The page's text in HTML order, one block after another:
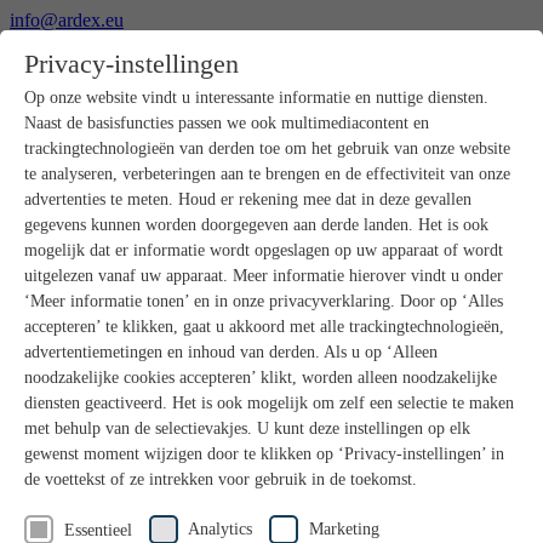
info@ardex.eu
Nederlands
Français
Producten
Productoverzicht
Ruwbouw
Dekvloeren
Voorbereiding ondergrond
Vloeregalisaties
Afdichtingen
Tegellijmen
Voegmortels
Voegen / Siliconen
Montagelijmen
Natuursteenprogramma
Vloerbedekkings- en parketlijmen
Wandegalesaties
Accessoires
PANDOMO®
Badkamerrenovatie met wedi
Privacy-instellingen
Op onze website vindt u interessante informatie en nuttige diensten.
Naast de basisfuncties passen we ook multimediacontent en
trackingtechnologieën van derden toe om het gebruik van onze website
te analyseren, verbeteringen aan te brengen en de effectiviteit van onze
advertenties te meten. Houd er rekening mee dat in deze gevallen
gegevens kunnen worden doorgegeven aan derde landen. Het is ook
mogelijk dat er informatie wordt opgeslagen op uw apparaat of wordt
uitgelezen vanaf uw apparaat. Meer informatie hierover vindt u onder
‘Meer informatie tonen’ en in onze privacyverklaring. Door op ‘Alles
accepteren’ te klikken, gaat u akkoord met alle trackingtechnologieën,
advertentiemetingen en inhoud van derden. Als u op ‘Alleen
noodzakelijke cookies accepteren’ klikt, worden alleen noodzakelijke
diensten geactiveerd. Het is ook mogelijk om zelf een selectie te maken
met behulp van de selectievakjes. U kunt deze instellingen op elk
gewenst moment wijzigen door te klikken op ‘Privacy-instellingen’ in
de voettekst of ze intrekken voor gebruik in de toekomst.
Essentieel Analytics Marketing